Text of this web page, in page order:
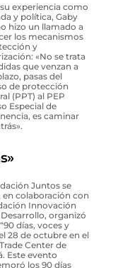
experiencia como
y política, Gaby
hizo un llamado a
los mecanismos
y
«No se trata
que venzan a
pasas del
de protección
(PPT) al PEP
Especial de
es caminar
Juntos se
en colaboración con
Innovación
Desarrollo, organizó
días, voces y
28 de octubre en el
Center de
Este evento
los 90 días